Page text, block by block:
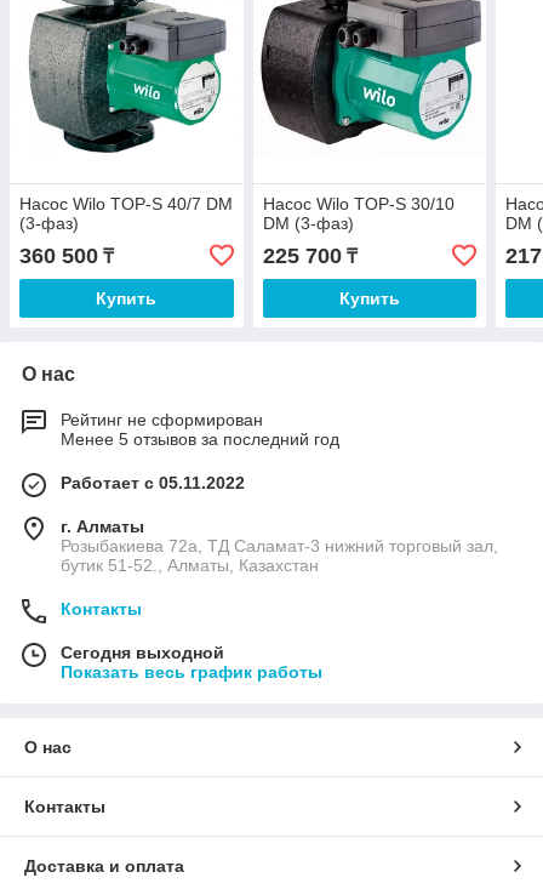
Насос Wilo TOP-S 40/7 DM
(3-фаз)
360 500 ₸
Купить
Насос Wilo TOP-S 30/10
DM (3-фаз)
225 700₸
Купить
DM
О нас
Рейтинг не сформирован
Менее 5 отзывов за последний год
Работает с 05.11.2022
г. Алматы
Розыбакиева 72а, ТД Саламат-3 нижний торговый зал,
бутик 51-52., Алматы, Казахстан
Контакты
Сегодня выходной
Показать весь график работы
О нас
Контакты
Доставка и оплата